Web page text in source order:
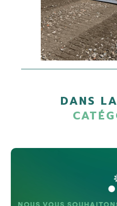
DANS